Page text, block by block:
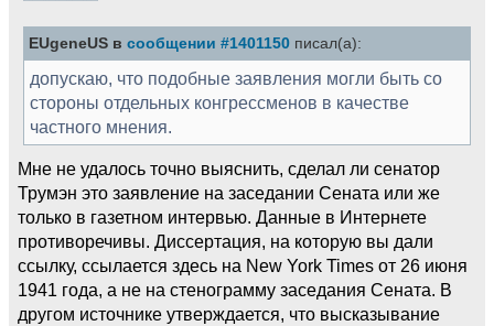
EUgeneUS в сообщении #1401150 писал(а):
допускаю, что подобные заявления могли быть со
стороны отдельных конгрессменов в качестве
частного мнения.
Мне не удалось точно выяснить, сделал ли сенатор
Трумэн это заявление на заседании Сената или же
только в газетном интервью. Данные в Интернете
противоречивы. Диссертация, на которую вы дали
ссылку, ссылается здесь на New York Times от 26 июня
1941 года, а не на стенограмму заседания Сената. В
другом источнике утверждается, что высказывание